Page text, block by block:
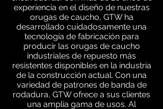
experiencia en el diseño de nuestras
orugas de caucho, GTW ha
desarrollado cuidadosamente una
tecnología de fabricación para
producir las orugas de caucho
industriales de repuesto más
resistentes disponibles en la industria
de la construcción actual. Con una
variedad de patrones de banda de
rodadura, GTW ofrece a sus clientes
una amplia gama de usos. Al